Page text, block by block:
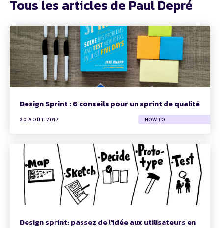
Tous les articles de Paul Depré
Design Sprint : 6 conseils pour un sprint de qualité
30 AOÛT 2017 HOW TO
Design sprint: passez de l'idée aux utilisateurs en